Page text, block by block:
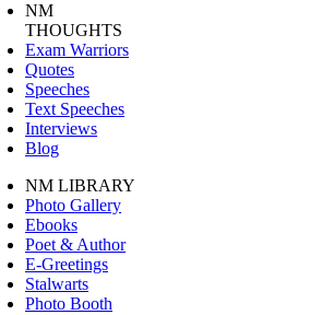
NM
THOUGHTS
Exam Warriors
Quotes
Speeches
Text Speeches
Interviews
Blog
NM LIBRARY
Photo Gallery
Ebooks
Poet & Author
E-Greetings
Stalwarts
Photo Booth